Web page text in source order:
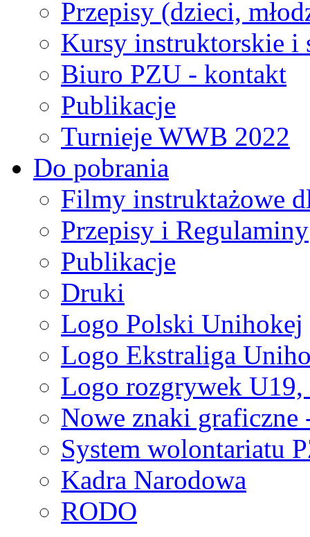
Przepisy (dzieci,
Kursy instruktorskie i
Biuro PZU - kontakt
Publikacje
Turnieje WWB 2022
Do pobrania
Filmy instruktażowe
Przepisy i Regulaminy
Publikacje
Druki
Logo Polski Unihokej
Logo Ekstraliga
Logo rozgrywek
Nowe znaki graficzne
System wolontariatu
Kadra Narodowa
RODO